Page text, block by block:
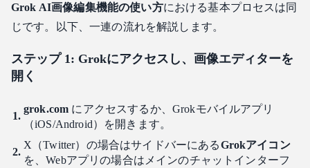
Grok AI画像編集機能の使い方における基本プロセスは同
じです。以下、一連の流れを解説します。
ステップ 1: Grokにアクセスし、画像エディターを
開く
grok.com にアクセスするか、Grokモバイルアプリ
（iOS/Android）を開きます。
X（Twitter）の場合はサイドバーにあるGrokアイコン
を、Webアプリの場合はメインのチャットインターフ